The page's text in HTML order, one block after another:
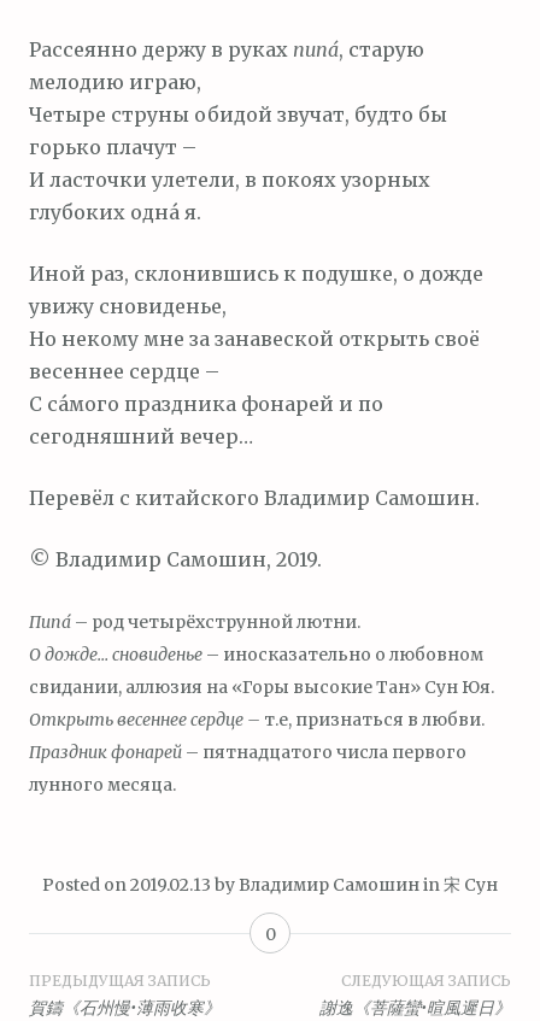
Рассеянно держу в руках пипа́, старую
мелодию играю,
Четыре струны обидой звучат, будто бы
горько плачут –
И ласточки улетели, в покоях узорных
глубоких одна́ я.
Иной раз, склонившись к подушке, о дожде
увижу сновиденье,
Но некому мне за занавеской открыть своё
весеннее сердце –
С са́мого праздника фонарей и по
сегодняшний вечер…
Перевёл с китайского Владимир Самошин.
© Владимир Самошин, 2019.
Пипа́ – род четырёхструнной лютни.
О дожде… сновиденье – иносказательно о любовном
свидании, аллюзия на «Горы высокие Тан» Сун Юя.
Открыть весеннее сердце – т.е, признаться в любви.
Праздник фонарей – пятнадцатого числа первого
лунного месяца.
Posted on 2019.02.13 by Владимир Самошинin 宋 Сун
0
Навигация
ПРЕДЫДУЩАЯ ЗАПИСЬ
賀鑄《石州慢•薄雨收寒》
СЛЕДУЮЩАЯ ЗАПИСЬ
謝逸《菩薩蠻•暄風遲日》